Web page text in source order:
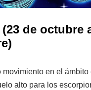
de octubre
movimiento en el ámbito
alto para los